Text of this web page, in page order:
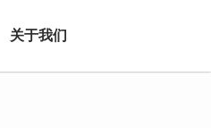
关于我们